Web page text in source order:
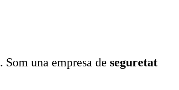
. Som una empresa de seguretat